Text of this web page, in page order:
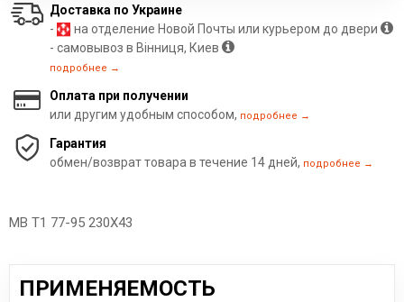
Доставка по Украине
-
на отделение Новой Почты или курьером до двери
- самовывоз в Вінниця, Киев
подробнее →
Оплата при получении
или другим удобным способом, подробнее →
Гарантия
обмен/возврат товара в течение 14 дней, подробнее →
MB T1 77-95 230X43
ПРИМЕНЯЕМОСТЬ